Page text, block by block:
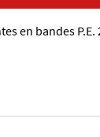
en bandes P.E.